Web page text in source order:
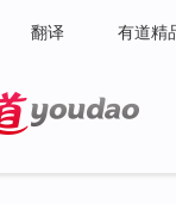
翻译 有道精